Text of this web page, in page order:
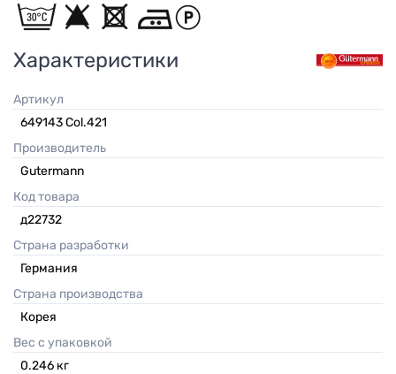
Характеристики
Артикул
649143 Col.421
Производитель
Gutermann
Код товара
д22732
Страна разработки
Германия
Страна производства
Корея
Вес с упаковкой
0.246 кг